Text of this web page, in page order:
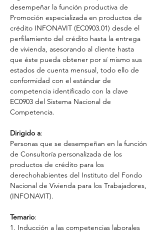
desempeñar la función productiva de
Promoción especializada en productos de
crédito INFONAVIT (EC0903.01) desde el
perfilamiento del crédito hasta la entrega
de vivienda, asesorando al cliente hasta
que éste pueda obtener por sí mismo sus
estados de cuenta mensual, todo ello de
conformidad con el estándar de
competencia identificado con la clave
EC0903 del Sistema Nacional de
Competencia.
Dirigido a:
Personas que se desempeñan en la función
de Consultoría personalizada de los
productos de crédito para los
derechohabientes del Instituto del Fondo
Nacional de Vivienda para los Trabajadores,
(INFONAVIT).
Temario:
1. Inducción a las competencias laborales